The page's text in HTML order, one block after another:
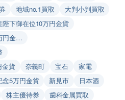
地域no.1買取
大判小判買取
陛下御在位10万円金貨
円金…
金貨
奈義町 宝石
家電
念5万円金貨 新見市
日本酒
株主優待券
歯科金属買取